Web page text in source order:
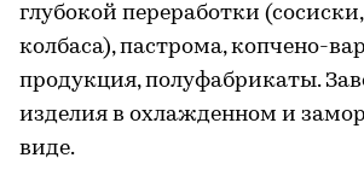
глубокой переработки
колбаса), пастрома, копчено-
продукция, полуфабрикаты.
изделия в охлажденном и
виде.